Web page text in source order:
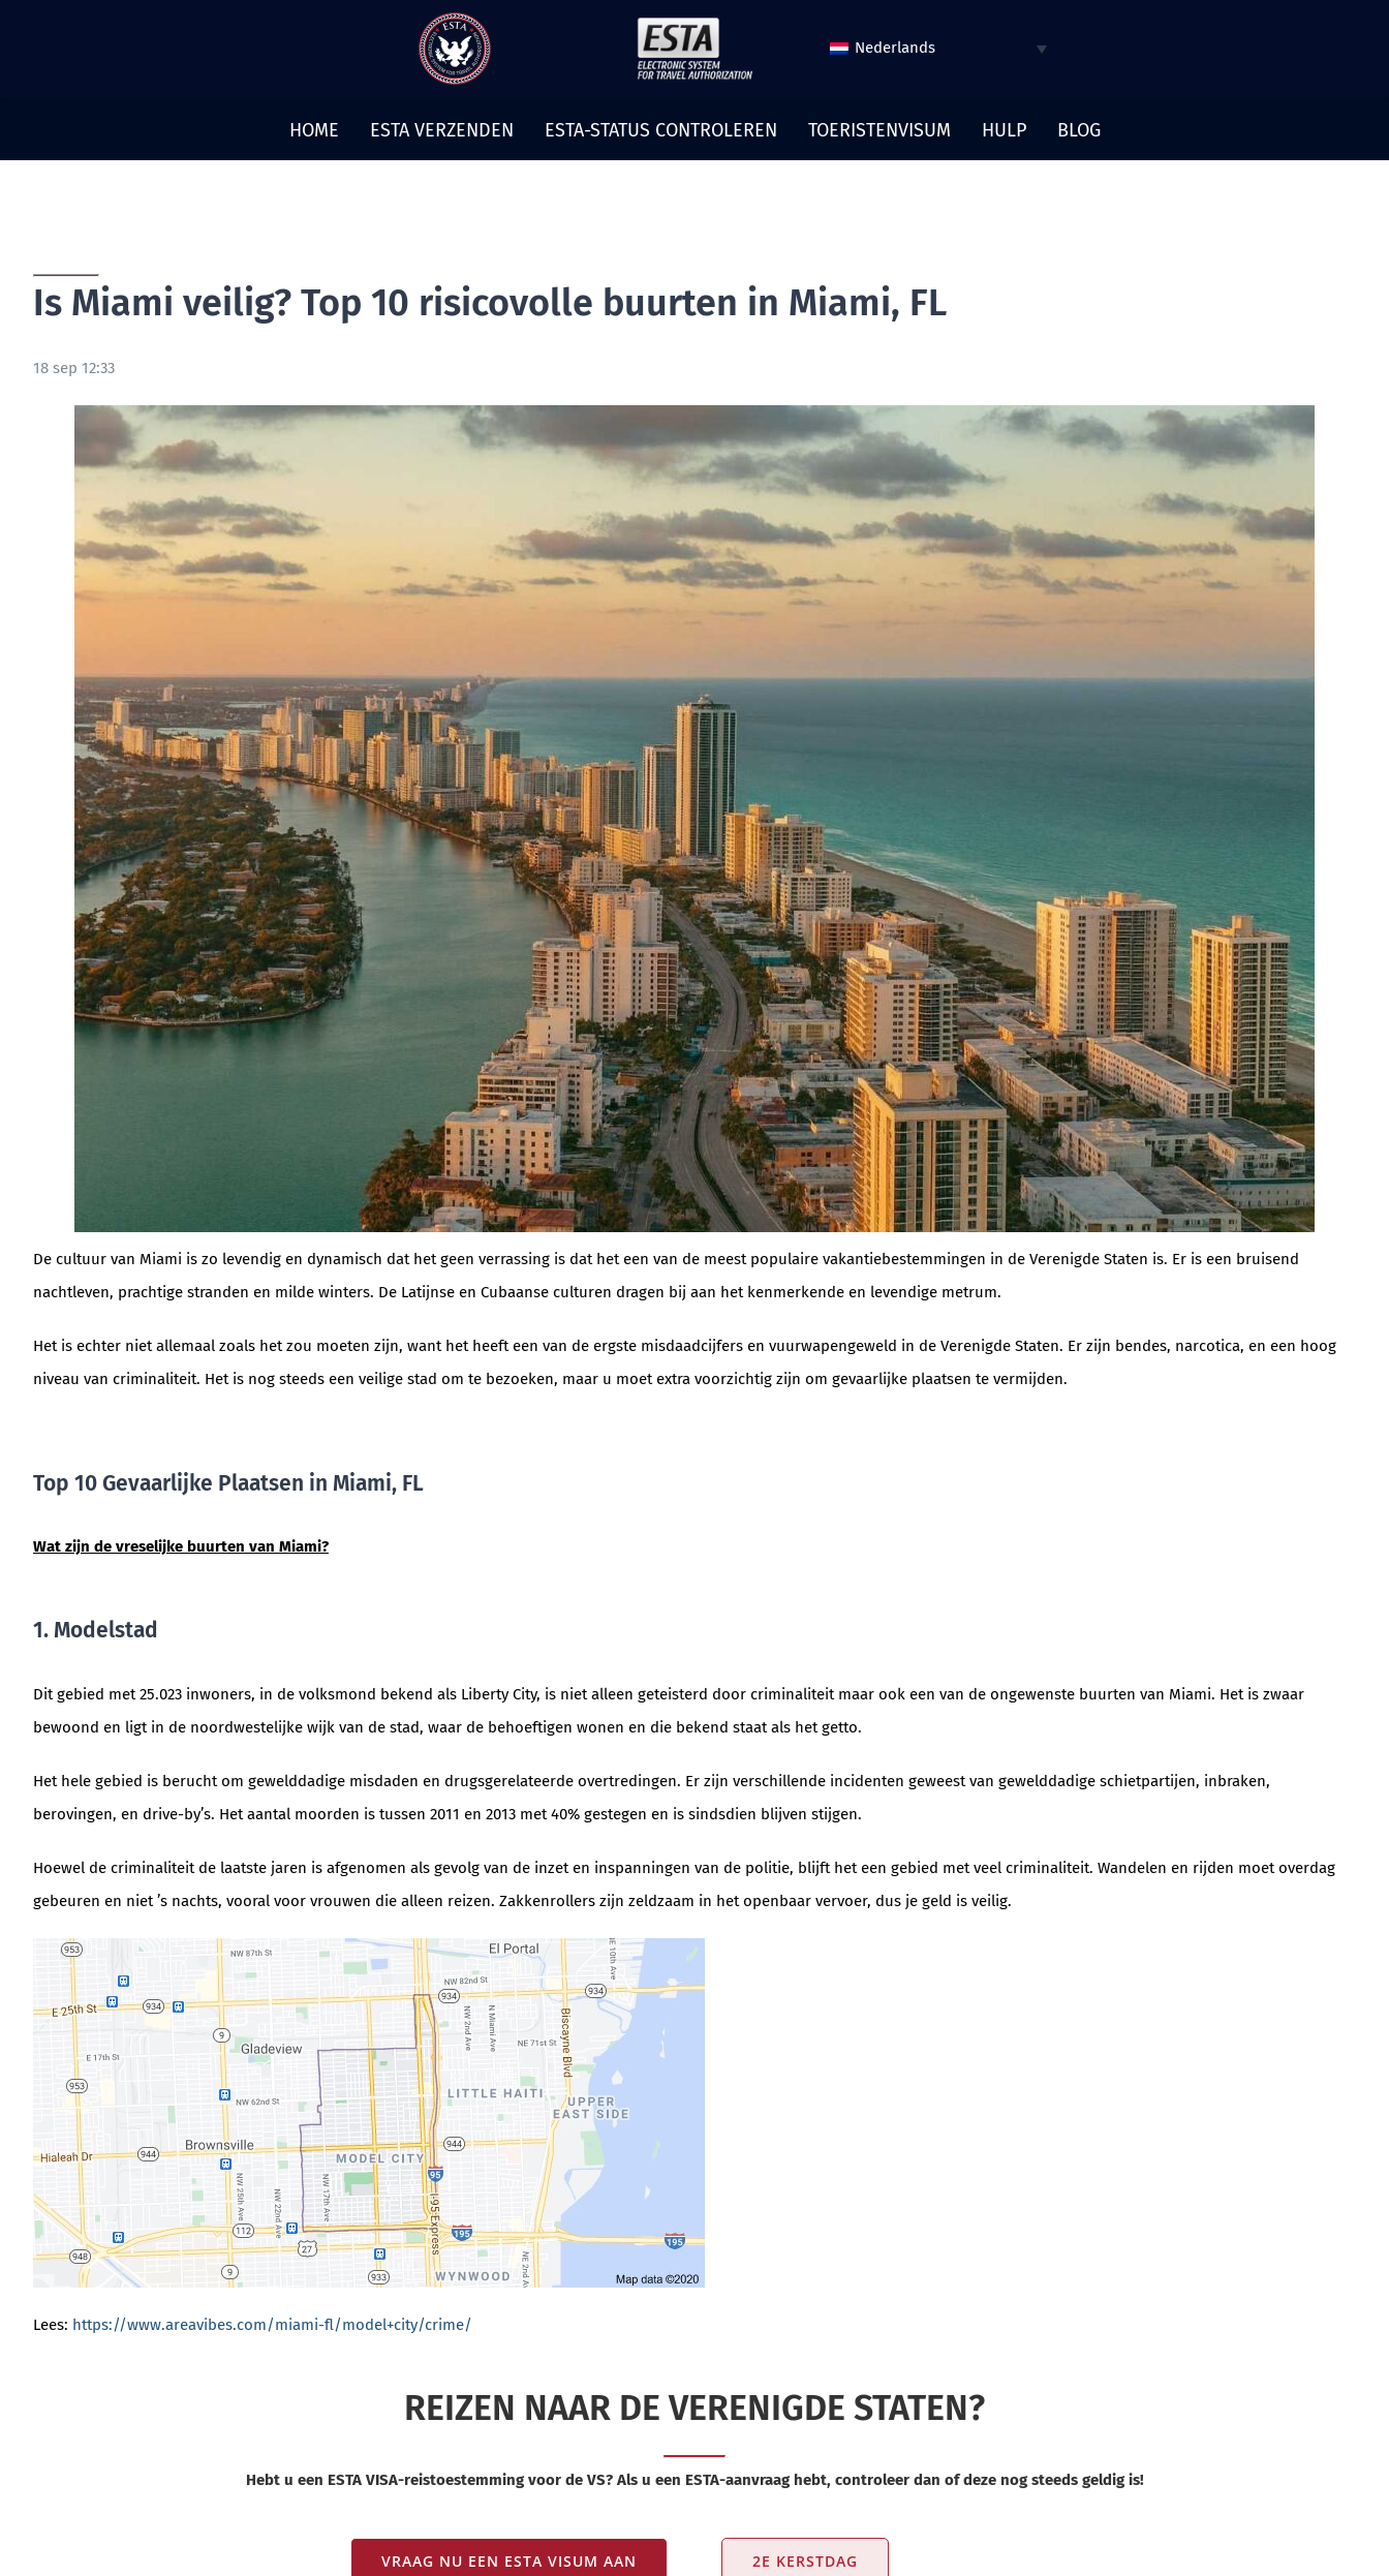
Nederlands
HOME ESTA VERZENDEN ESTA-STATUS CONTROLEREN TOERISTENVISUM HULP BLOG
Is Miami veilig? Top 10 risicovolle buurten in Miami, FL
18 sep 12:33
De cultuur van Miami is zo levendig en dynamisch dat het geen verrassing is dat het een van de meest populaire vakantiebestemmingen in de Verenigde Staten is. Er is een bruisend
nachtleven, prachtige stranden en milde winters. De Latijnse en Cubaanse culturen dragen bij aan het kenmerkende en levendige metrum.
Het is echter niet allemaal zoals het zou moeten zijn, want het heeft een van de ergste misdaadcijfers en vuurwapengeweld in de Verenigde Staten. Er zijn bendes, narcotica, en een hoog
niveau van criminaliteit. Het is nog steeds een veilige stad om te bezoeken, maar u moet extra voorzichtig zijn om gevaarlijke plaatsen te vermijden.
Top 10 Gevaarlijke Plaatsen in Miami, FL
Wat zijn de vreselijke buurten van Miami?
1. Modelstad
Dit gebied met 25.023 inwoners, in de volksmond bekend als Liberty City, is niet alleen geteisterd door criminaliteit maar ook een van de ongewenste buurten van Miami. Het is zwaar
bewoond en ligt in de noordwestelijke wijk van de stad, waar de behoeftigen wonen en die bekend staat als het getto.
Het hele gebied is berucht om gewelddadige misdaden en drugsgerelateerde overtredingen. Er zijn verschillende incidenten geweest van gewelddadige schietpartijen, inbraken,
berovingen, en drive-by’s. Het aantal moorden is tussen 2011 en 2013 met 40% gestegen en is sindsdien blijven stijgen.
Hoewel de criminaliteit de laatste jaren is afgenomen als gevolg van de inzet en inspanningen van de politie, blijft het een gebied met veel criminaliteit. Wandelen en rijden moet overdag
gebeuren en niet ’s nachts, vooral voor vrouwen die alleen reizen. Zakkenrollers zijn zeldzaam in het openbaar vervoer, dus je geld is veilig.
Lees: https://www.areavibes.com/miami-fl/model+city/crime/
REIZEN NAAR DE VERENIGDE STATEN?
Hebt u een ESTA VISA-reistoestemming voor de VS? Als u een ESTA-aanvraag hebt, controleer dan of deze nog steeds geldig is!
VRAAG NU EEN ESTA VISUM AAN 2E KERSTDAG